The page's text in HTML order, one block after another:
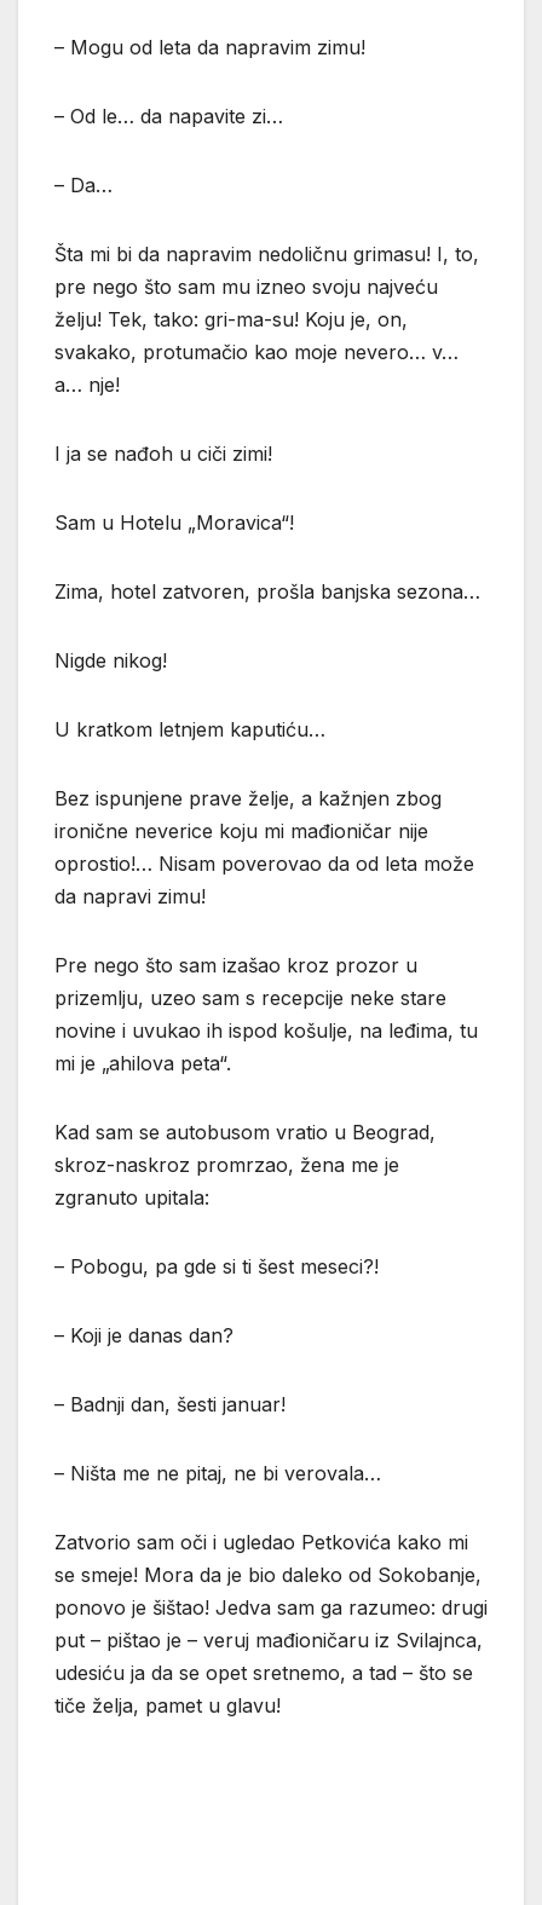
– Mogu od leta da napravim zimu!
– Od le… da napavite zi…
– Da…
Šta mi bi da napravim nedoličnu grimasu! I, to,
pre nego što sam mu izneo svoju najveću
želju! Tek, tako: gri-ma-su! Koju je, on,
svakako, protumačio kao moje nevero… v…
a… nje!
I ja se nađoh u ciči zimi!
Sam u Hotelu „Moravica“!
Zima, hotel zatvoren, prošla banjska sezona…
Nigde nikog!
U kratkom letnjem kaputiću…
Bez ispunjene prave želje, a kažnjen zbog
ironične neverice koju mi mađioničar nije
oprostio!… Nisam poverovao da od leta može
da napravi zimu!
Pre nego što sam izašao kroz prozor u
prizemlju, uzeo sam s recepcije neke stare
novine i uvukao ih ispod košulje, na leđima, tu
mi je „ahilova peta“.
Kad sam se autobusom vratio u Beograd,
skroz-naskroz promrzao, žena me je
zgranuto upitala:
– Pobogu, pa gde si ti šest meseci?!
– Koji je danas dan?
– Badnji dan, šesti januar!
– Ništa me ne pitaj, ne bi verovala…
Zatvorio sam oči i ugledao Petkovića kako mi
se smeje! Mora da je bio daleko od Sokobanje,
ponovo je šištao! Jedva sam ga razumeo: drugi
put – pištao je – veruj mađioničaru iz Svilajnca,
udesiću ja da se opet sretnemo, a tad – što se
tiče želja, pamet u glavu!